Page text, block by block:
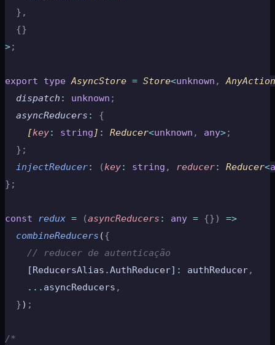
  },
  {}
>;
export type AsyncStore = Store<unknown ,
AnyAction
  dispatch
: unknown ;
  asyncReducers
:
{
    [
key: string ] : Reducer<unknown , any>;
  };
  injectReducer
: (key: string , reducer: Reducer<
};
const redux = (asyncReducers : any = {})
=>
  combineReducers
({
    // reducer de autenticação
    [ReducersAlias
.AuthReducer] : authReducer,
    ...
asyncReducers ,
  }
) ;
/*